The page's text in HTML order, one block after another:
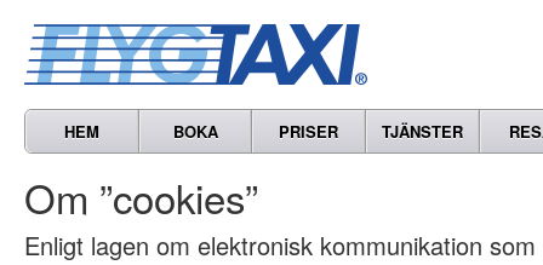
HEM BOKA PRISER TJÄNSTER
Om ”cookies”
Enligt lagen om elektronisk kommunikation